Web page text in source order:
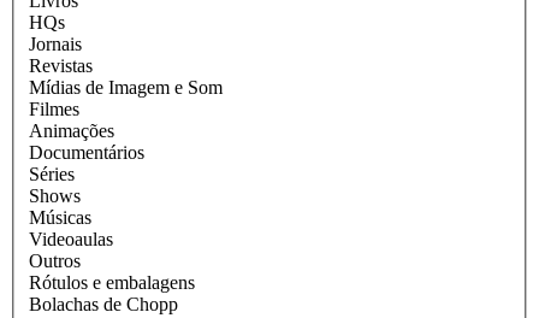
HQs
Jornais
Revistas
Mídias de Imagem e Som
Filmes
Animações
Documentários
Séries
Shows
Músicas
Videoaulas
Outros
Rótulos e embalagens
Bolachas de Chopp